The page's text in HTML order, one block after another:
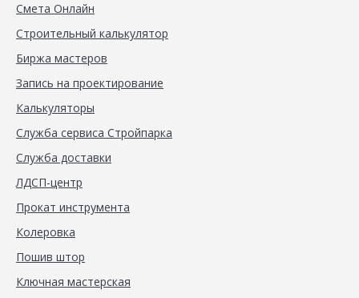
Смета Онлайн
Строительный калькулятор
Биржа мастеров
Запись на проектирование
Калькуляторы
Служба сервиса Стройпарка
Служба доставки
ЛДСП-центр
Прокат инструмента
Колеровка
Пошив штор
Ключная мастерская